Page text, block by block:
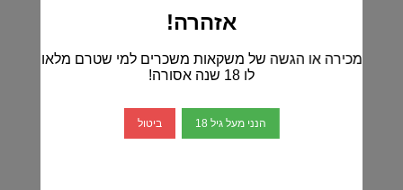
יקב ויתקין
יין אדום-ישראלי
יין לבן -ישראלי
יקב ברקן
יקב דלתון
יקב הרי גליל
אזהרה!
מכירה או הגשה של משקאות משכרים למי שטרם מלאו
לו 18 שנה אסורה!
הנני מעל גיל 18 ביטול